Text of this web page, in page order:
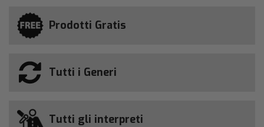
Prodotti Gratis
Tutti i Generi
Tutti gli interpreti